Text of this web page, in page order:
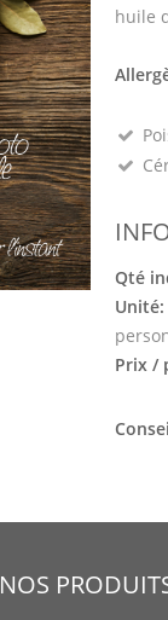
huile
Qté
Unité:
Prix /
NOS